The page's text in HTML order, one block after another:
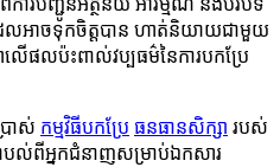
ដែលអាចទុកចិត្តបាន ហាត់និយាយជាមួយ
ើផលប៉ះពាល់វប្បធម៌នៃការបកប្រែ
រាស់ កម្មវិធីបកប្រែ ធនធានសិក្សា របស់
ល់ពីអ្នកជំនាញសម្រាប់ឯកសារ